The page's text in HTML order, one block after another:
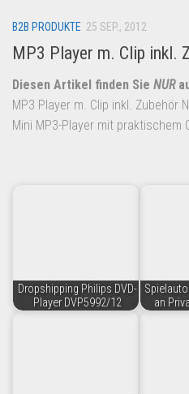
eBay Restposten kaufen
Sonderposten-Angebote
Saison & Eventprodkte
Dropshipping-Produkte
B2B Produkte
Kostenlos verkaufen
Anmelden
B2B PRODUKTE 25 SEP., 2012
MP3 Player m. Clip inkl.
Diesen Artikel finden Sie NUR
MP3 Player m. Clip inkl. Zubehör
Mini MP3-Player mit praktischem
Dropshipping Philips DVD-
Player DVP5992/12
an